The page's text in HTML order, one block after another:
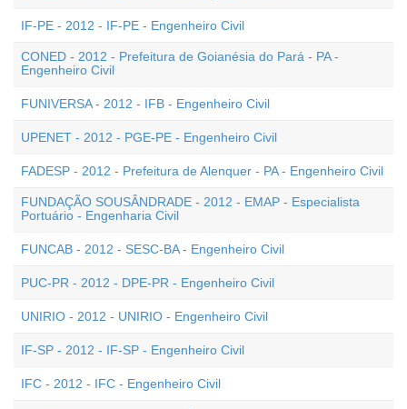
IF-PE - 2012 - IF-PE - Engenheiro Civil
CONED - 2012 - Prefeitura de Goianésia do Pará - PA -
Engenheiro Civil
FUNIVERSA - 2012 - IFB - Engenheiro Civil
UPENET - 2012 - PGE-PE - Engenheiro Civil
FADESP - 2012 - Prefeitura de Alenquer - PA - Engenheiro Civil
FUNDAÇÃO SOUSÂNDRADE - 2012 - EMAP - Especialista
Portuário - Engenharia Civil
FUNCAB - 2012 - SESC-BA - Engenheiro Civil
PUC-PR - 2012 - DPE-PR - Engenheiro Civil
UNIRIO - 2012 - UNIRIO - Engenheiro Civil
IF-SP - 2012 - IF-SP - Engenheiro Civil
IFC - 2012 - IFC - Engenheiro Civil